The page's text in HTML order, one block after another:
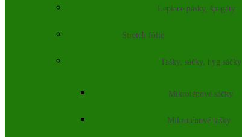
Lepiace pásky, špagáty
Stretch fólie
Tašky, sáčky, hyg sáčky
Mikroténové sáčky
Mikroténové tašky